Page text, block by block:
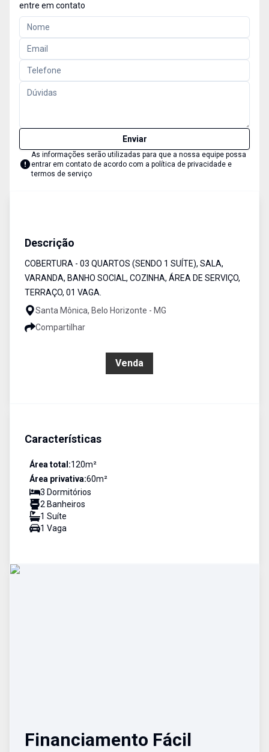
entre em contato
Enviar
As informações serão utilizadas para que a nossa equipe possa
entrar em contato de acordo com a política de privacidade e
termos de serviço
Descrição
COBERTURA - 03 QUARTOS (SENDO 1 SUÍTE), SALA,
VARANDA, BANHO SOCIAL, COZINHA, ÁREA DE SERVIÇO,
TERRAÇO, 01 VAGA.
Santa Mônica, Belo Horizonte - MG
Compartilhar
Venda
Características
Área total:120m²
Área privativa:60m²
3 Dormitórios
2 Banheiros
1 Suíte
1 Vaga
Financiamento Fácil